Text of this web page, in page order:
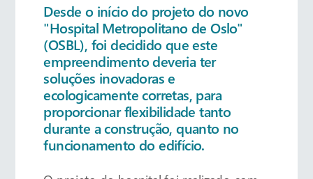
Desde o início do projeto do novo
"Hospital Metropolitano de Oslo"
(OSBL), foi decidido que este
empreendimento deveria ter
soluções inovadoras e
ecologicamente corretas, para
proporcionar flexibilidade tanto
durante a construção, quanto no
funcionamento do edifício.